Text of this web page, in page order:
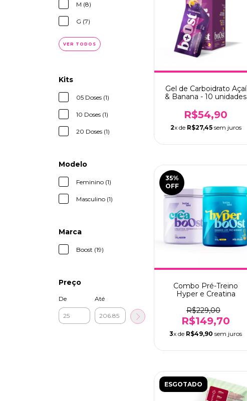
M (8)
G (7)
VER TODOS
Kits
05 Doses (1)
10 Doses (1)
20 Doses (1)
Modelo
Feminino (1)
Masculino (1)
Marca
Boost (19)
Preço
De Até
Gel de Carboidrato Açaí
& Banana - 10 unidades
R$54,90
2x de R$27,45sem juros
35%
OFF
Combo Pré-Treino
Hyper e Creatina
R$229,00
R$149,70
3x de R$49,90 sem juros
ESGOTADO